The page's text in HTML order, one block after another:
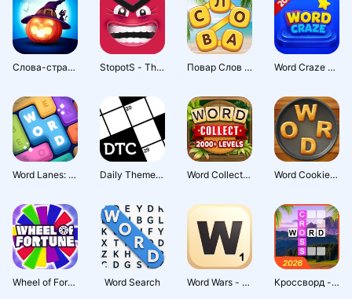
Слова-страшилки StopotS - The Categories Game Повар Cлов - Кроссворды Word Craze - Trivia Crossword
Word Lanes: Расслабляющая игра Daily Themed Crossword Puzzles Word Collect - Word Games Fun Word Cookies! ®
Wheel of Fortune: TV Game Word Search Word Wars - Word Game Кроссворд - Crossword Jam